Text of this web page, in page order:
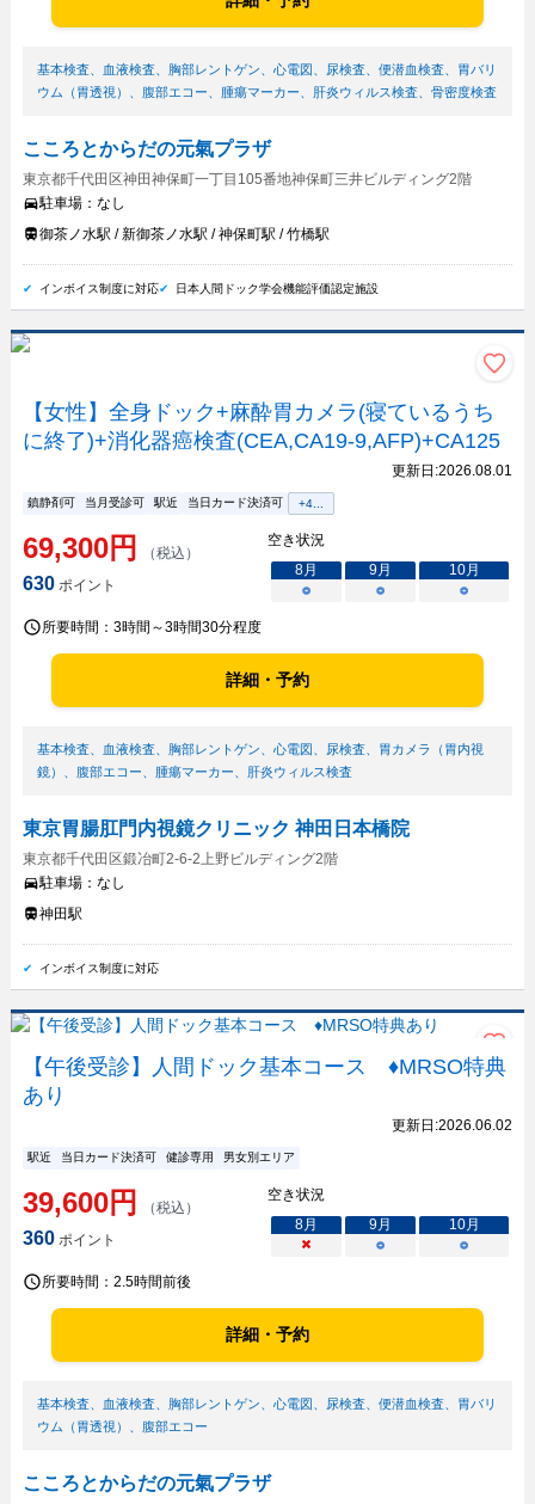
基本検査、 血液検査、 胸部レントゲン 心電図 尿検査、 便潜血検査、 胃バリ
ウム（胃透視）
腹部エコー 腫瘍マーカー 肝炎ウィルス検査、 骨密度検査
こころとからだの元氣プラザ
東京都千代田区神田神保町一丁目105番地神保町三井ビルディング2階
駐車場： なし
御茶ノ水駅 / 新御茶ノ水駅 / 神保町駅 / 竹橋駅
インボイス制度に対応 日本人間ドック学会機能評価認定施設
【女性】全身ドック+麻酔胃カメラ(寝ているうち
に終了)+消化器癌検査(CEA,CA19-9,AFP)+CA125
更新日:2026.08.01
鎮静剤可 当月受診可 駅近 当日カード決済可 +4...
69,300円 （税込）
630ポイント
空き状況
8月 9月 10月
○
○ ○
所要時間： 3時間～3時間30分程度
詳細・予約
基本検査、 血液検査、 胸部レントゲン 心電図 尿検査、 胃カメラ（胃内視
鏡）
腹部エコー 腫瘍マーカー 肝炎ウィルス検査
東京胃腸肛門内視鏡クリニック 神田日本橋院
東京都千代田区鍛冶町2-6-2上野ビルディング2階
駐車場： なし
神田駅
インボイス制度に対応
【午後受診】人間ドック基本コース ♦MRSO特典
あり
更新日:2026.06.02
駅近 当日カード決済可 健診専用 男女別エリア
39,600円 （税込）
360ポイント
空き状況
8月 9月 10月
×
○ ○
所要時間： 2.5時間前後
詳細・予約
基本検査、 血液検査、 胸部レントゲン 心電図 尿検査、 便潜血検査、 胃バリ
ウム（胃透視）
腹部エコー
こころとからだの元氣プラザ